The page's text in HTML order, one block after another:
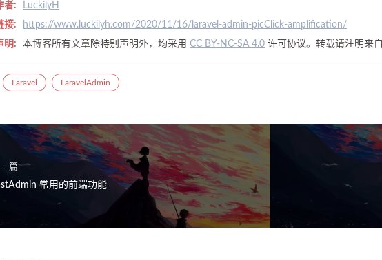
者:
LuckilyH
接:
https://www.luckilyh.com/2020/11/16/laravel-admin-picClick-amplification/
明:
本博客所有文章除特别声明外，均采用 CC BY-NC-SA 4.0 许可协议。转载请注明来自
Laravel LaravelAdmin
一篇
常用的前端功能